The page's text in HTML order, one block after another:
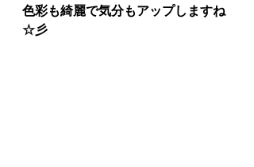
色彩も綺麗で気分もアップしますね
☆彡